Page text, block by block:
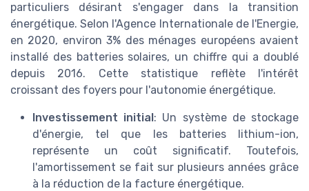
particuliers désirant s'engager dans la transition
énergétique. Selon l'Agence Internationale de l'Energie,
en 2020, environ 3% des ménages européens avaient
installé des batteries solaires, un chiffre qui a doublé
depuis 2016. Cette statistique reflète l'intérêt
croissant des foyers pour l'autonomie énergétique.
Investissement initial : Un système de stockage
d'énergie, tel que les batteries lithium-ion,
représente un coût significatif. Toutefois,
l'amortissement se fait sur plusieurs années grâce
à la réduction de la facture énergétique.